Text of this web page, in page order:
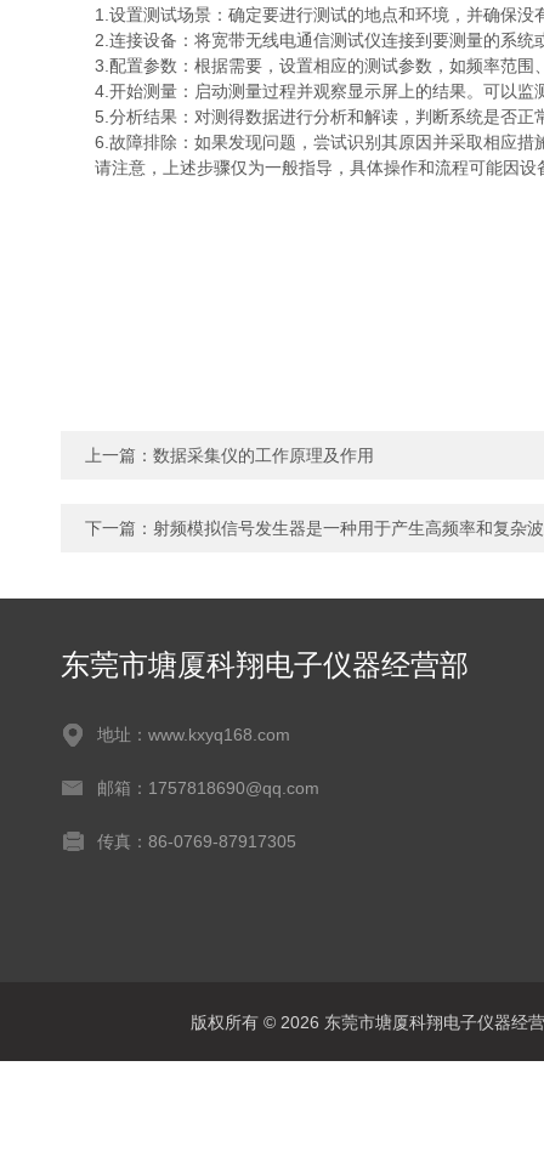
1.设置测试场景：确定要进行测试的地点和环境，并确保没
2.连接设备：将宽带无线电通信测试仪连接到要测量的系统
3.配置参数：根据需要，设置相应的测试参数，如频率范围
4.开始测量：启动测量过程并观察显示屏上的结果。可以监
5.分析结果：对测得数据进行分析和解读，判断系统是否正
6.故障排除：如果发现问题，尝试识别其原因并采取相应措
请注意，上述步骤仅为一般指导，具体操作和流程可能因设
上一篇： 数据采集仪的工作原理及作用
下一篇： 射频模拟信号发生器是一种用于产生高频率和复杂
东莞市塘厦科翔电子仪器经营部
地址：www.kxyq168.com
邮箱：1757818690@qq.com
传真：86-0769-87917305
版权所有 © 2026 东莞市塘厦科翔电子仪器